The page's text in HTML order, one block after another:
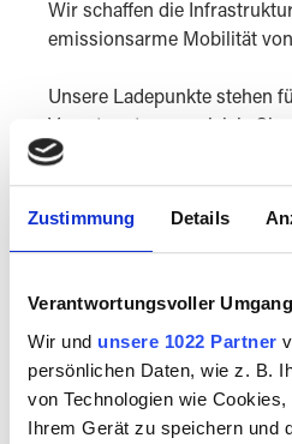
Zustimmung Details
Verantwortungsvoller
Wir und unsere 1022 Partner
persönlichen Daten, wie z. B.
von Technologien wie
Ihrem Gerät zu speichern und
Wir schaffen die
emissionsarme Mobilität
Unsere Ladepunkte stehen
Elektrofahrzeuge direkt vor
Wege effizient zu gestalten
Emissionen.